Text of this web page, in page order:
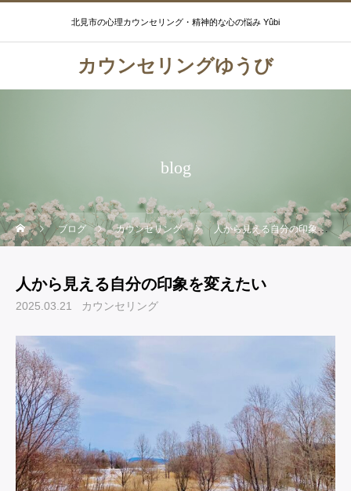
北見市の心理カウンセリング・精神的な心の悩み Yûbi
カウンセリングゆうび
blog
ブログ カウンセリング 人から見える自分の印象を変えたい
人から見える自分の印象を変えたい
2025.03.21 カウンセリング